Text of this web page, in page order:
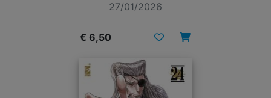
27/01/2026
€ 6,50